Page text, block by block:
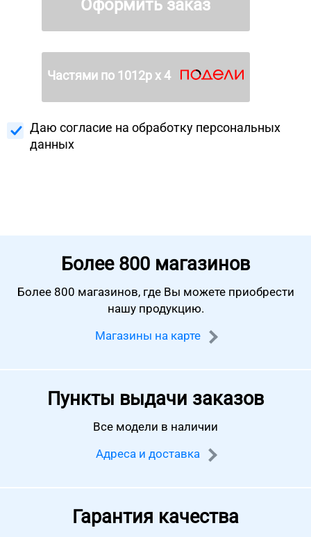
Оформить заказ
Частями по 1012р х 4
Даю согласие на обработку персональных
данных
Более 800 магазинов
Более 800 магазинов, где Вы можете приобрести
нашу продукцию.
Магазины на карте
Пункты выдачи заказов
Все модели в наличии
Адреса и доставка
Гарантия качества